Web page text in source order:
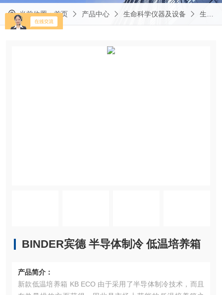
当前位置：首页 产品中心 生命科学仪器及设备 生化培养箱
BINDER宾德 半导体制冷 低温培养箱
产品简介：
新款低温培养箱 KB ECO 由于采用了半导体制冷技术，而且